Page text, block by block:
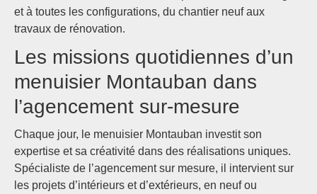
et à toutes les configurations, du chantier neuf aux
travaux de rénovation.
Les missions quotidiennes d’un
menuisier Montauban dans
l’agencement sur-mesure
Chaque jour, le menuisier Montauban investit son
expertise et sa créativité dans des réalisations uniques.
Spécialiste de l’agencement sur mesure, il intervient sur
les projets d’intérieurs et d’extérieurs, en neuf ou